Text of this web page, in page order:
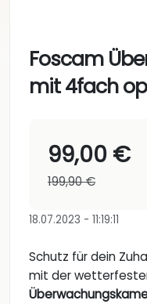
Foscam
mit 4fach
99,00 €
199,90 €
18.07.2023 - 11:19:11
Schutz für dein
mit der